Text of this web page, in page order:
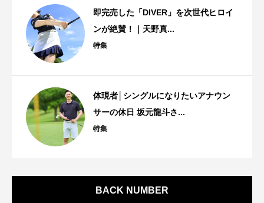
即完売した「DIVER」を次世代ヒロイ
ンが絶賛！｜天野真...
特集
体現者│シングルになりたいアナウン
サーの休日 坂元龍斗さ...
特集
BACK NUMBER